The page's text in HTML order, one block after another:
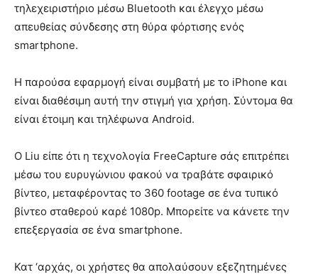
τηλεχειριστήριο μέσω Bluetooth και έλεγχο μέσω
απευθείας σύνδεσης στη θύρα φόρτισης ενός
smartphone.
Η παρούσα εφαρμογή είναι συμβατή με το iPhone και
είναι διαθέσιμη αυτή την στιγμή για χρήση. Σύντομα θα
είναι έτοιμη και τηλέφωνα Android.
Ο Liu είπε ότι η τεχνολογία FreeCapture σάς επιτρέπει
μέσω του ευρυγώνιου φακού να τραβάτε σφαιρικό
βίντεο, μεταφέροντας το 360 footage σε ένα τυπικό
βίντεο σταθερού καρέ 1080p. Μπορείτε να κάνετε την
επεξεργασία σε ένα smartphone.
Κατ ‘αρχάς, οι χρήστες θα απολαύσουν εξεζητημένες